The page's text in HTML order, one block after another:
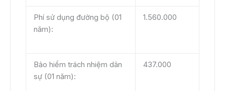
Phí sử dụng đường bộ (01
năm):
1.560.000
Bảo hiểm trách nhiệm dân
sự (01 năm):
437.000